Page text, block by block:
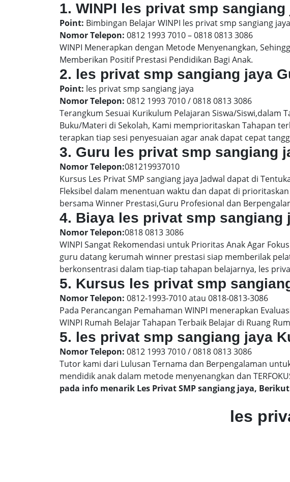
1. WINPI les privat smp sangiang
Point: Bimbingan Belajar WINPI les privat smp sangiang jaya
Nomor Telepon: 0812 1993 7010 – 0818 0813 3086
WINPI Menerapkan dengan Metode Menyenangkan,
Memberikan Positif Prestasi Pendidikan Bagi Anak.
2. les privat smp sangiang jaya
Point: les privat smp sangiang jaya
Nomor Telepon: 0812 1993 7010 / 0818 0813 3086
Terangkum Sesuai Kurikulum Pelajaran Siswa/Siswi,dalam
Buku/Materi di Sekolah, Kami memprioritaskan Tahapan
terapkan tiap sesi penyesuaian agar anak dapat cepat
3. Guru les privat smp sangiang
Nomor Telepon:081219937010
Kursus Les Privat SMP sangiang jaya Jadwal dapat di
Fleksibel dalam menentuan waktu dan dapat di
bersama Winner Prestasi,Guru Profesional dan
4. Biaya les privat smp sangiang
Nomor Telepon:0818 0813 3086
WINPI Sangat Rekomendasi untuk Prioritas Anak Agar
guru datang kerumah winner prestasi siap memberilak
berkonsentrasi dalam tiap-tiap tahapan belajarnya, les
5. Kursus les privat smp
Nomor Telepon: 0812-1993-7010 atau 0818-0813-3086
Pada Perancangan Pemahaman WINPI menerapkan
WINPI Rumah Belajar Tahapan Terbaik Belajar di Ruang
5. les privat smp sangiang jaya
Nomor Telepon: 0812 1993 7010 / 0818 0813 3086
Tutor kami dari Lulusan Ternama dan Berpengalaman
mendidik anak dalam metode menyenangkan dan
pada info menarik Les Privat SMP sangiang jaya,
les